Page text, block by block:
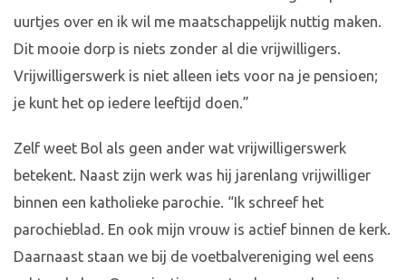
uurtjes over en ik wil me maatschappelijk nuttig maken.
Dit mooie dorp is niets zonder al die vrijwilligers.
Vrijwilligerswerk is niet alleen iets voor na je pensioen;
je kunt het op iedere leeftijd doen.”
Zelf weet Bol als geen ander wat vrijwilligerswerk
betekent. Naast zijn werk was hij jarenlang vrijwilliger
binnen een katholieke parochie. “Ik schreef het
parochieblad. En ook mijn vrouw is actief binnen de kerk.
Daarnaast staan we bij de voetbalvereniging wel eens